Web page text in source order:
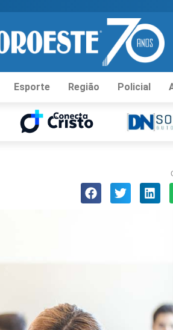
Esporte Região Policial